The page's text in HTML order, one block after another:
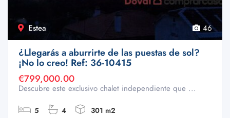
Estea 46
¿Llegarás a aburrirte de las puestas de sol?
¡No lo creo! Ref: 36-10415
€799,000.00
Descubre este exclusivo chalet independiente que ...
5 4 301 m2